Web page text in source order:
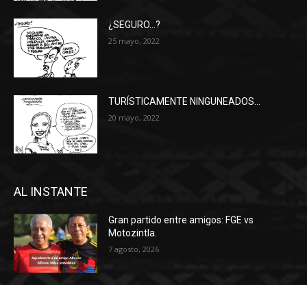
¿SEGURO…?
25 mayo, 2022
TURÍSTICAMENTE NINGUNEADOS…
20 mayo, 2022
AL INSTANTE
Gran partido entre amigos: FGE vs
Motozintla.
7 agosto, 2026